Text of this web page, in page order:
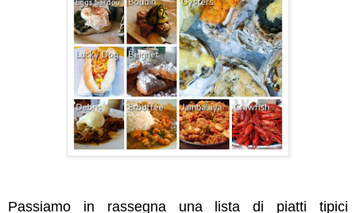
Passiamo in rassegna una lista di piatti tipici